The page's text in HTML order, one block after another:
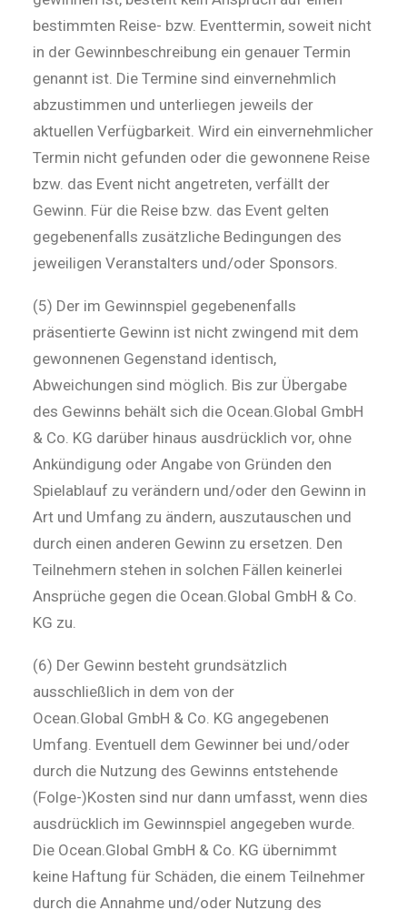
bestimmten Reise- bzw. Eventtermin, soweit nicht
in der Gewinnbeschreibung ein genauer Termin
genannt ist. Die Termine sind einvernehmlich
abzustimmen und unterliegen jeweils der
aktuellen Verfügbarkeit. Wird ein einvernehmlicher
Termin nicht gefunden oder die gewonnene Reise
bzw. das Event nicht angetreten, verfällt der
Gewinn. Für die Reise bzw. das Event gelten
gegebenenfalls zusätzliche Bedingungen des
jeweiligen Veranstalters und/oder Sponsors.
(5) Der im Gewinnspiel gegebenenfalls
präsentierte Gewinn ist nicht zwingend mit dem
gewonnenen Gegenstand identisch,
Abweichungen sind möglich. Bis zur Übergabe
des Gewinns behält sich die Ocean.Global GmbH
& Co. KG darüber hinaus ausdrücklich vor, ohne
Ankündigung oder Angabe von Gründen den
Spielablauf zu verändern und/oder den Gewinn in
Art und Umfang zu ändern, auszutauschen und
durch einen anderen Gewinn zu ersetzen. Den
Teilnehmern stehen in solchen Fällen keinerlei
Ansprüche gegen die Ocean.Global GmbH & Co.
KG zu.
(6) Der Gewinn besteht grundsätzlich
ausschließlich in dem von der
Ocean.Global GmbH & Co. KG angegebenen
Umfang. Eventuell dem Gewinner bei und/oder
durch die Nutzung des Gewinns entstehende
(Folge-)Kosten sind nur dann umfasst, wenn dies
ausdrücklich im Gewinnspiel angegeben wurde.
Die Ocean.Global GmbH & Co. KG übernimmt
keine Haftung für Schäden, die einem Teilnehmer
durch die Annahme und/oder Nutzung des